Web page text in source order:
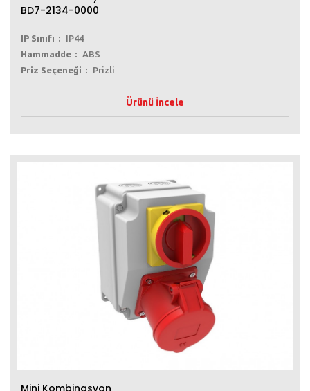
BD7-2134-0000
IP Sınıfı
IP44
Hammadde
ABS
Priz Seçeneği
Prizli
Ürünü İncele